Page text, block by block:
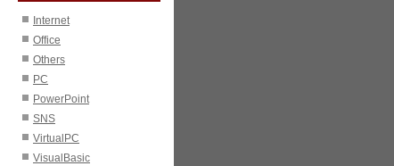
Internet
Office
Others
PC
PowerPoint
SNS
VirtualPC
VisualBasic